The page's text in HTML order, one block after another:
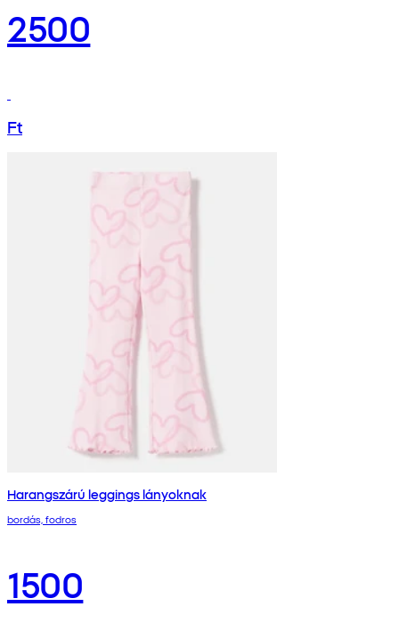
2500
Ft
Harangszárú leggings lányoknak
bordás, fodros
1500